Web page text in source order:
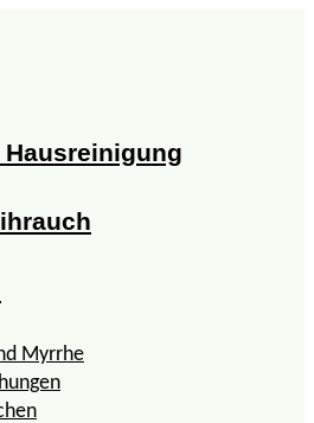
Myrrhe